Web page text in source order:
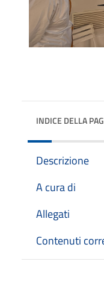
INDICE DELLA
Descrizione
A cura di
Allegati
Contenuti